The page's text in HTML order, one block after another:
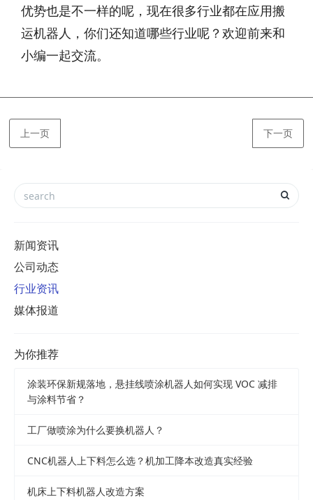
优势也是不一样的呢，现在很多行业都在应用搬
运机器人，你们还知道哪些行业呢？欢迎前来和
小编一起交流。
上一页 下一页
新闻资讯
公司动态
行业资讯
媒体报道
为你推荐
涂装环保新规落地，悬挂线喷涂机器人如何实现 VOC 减排
与涂料节省？
工厂做喷涂为什么要换机器人？
CNC机器人上下料怎么选？机加工降本改造真实经验
机床上下料机器人改造方案